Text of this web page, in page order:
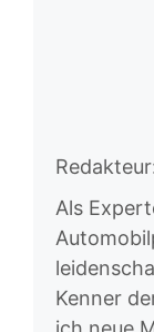
Als
Kenner